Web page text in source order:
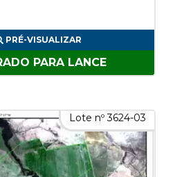
PRÉ-VISUALIZAR
PARA LANCE
Lote nº 3624-03